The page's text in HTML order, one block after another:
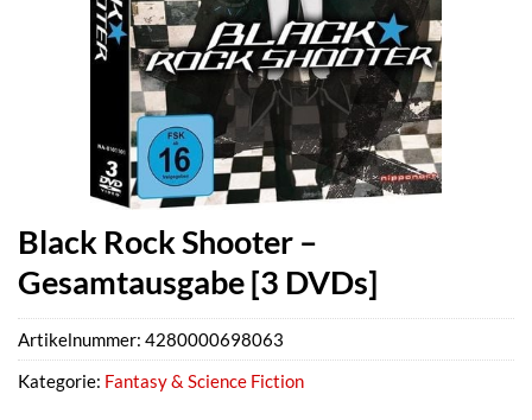
Black Rock Shooter –
Gesamtausgabe [3 DVDs]
Artikelnummer: 4280000698063
Kategorie: Fantasy & Science Fiction